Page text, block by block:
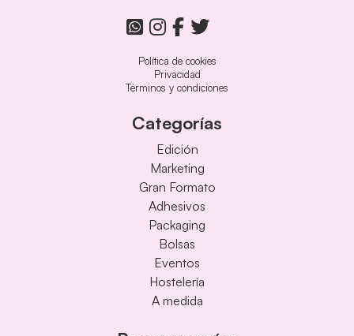
Política de cookies
Privacidad
Términos y condiciones
Categorías
Edición
Marketing
Gran Formato
Adhesivos
Packaging
Bolsas
Eventos
Hostelería
A medida